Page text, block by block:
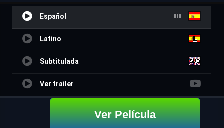
Español
Latino
Subtitulada
Ver trailer
Ver Película